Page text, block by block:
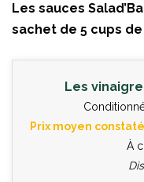
Les sauces
sachet de 5 cups
Les
Prix moyen
À